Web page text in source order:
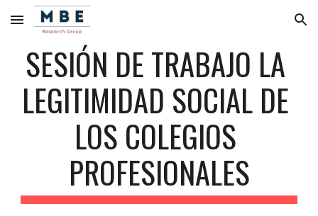
Skip to main content Skip to navigation
SESIÓN DE TRABAJO LA
LEGITIMIDAD SOCIAL DE
LOS COLEGIOS
PROFESIONALES